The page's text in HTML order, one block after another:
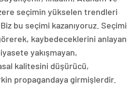
seçimin yükselen trendleri
Biz bu seçimi kazanıyoruz. Seçimi
görerek, kaybedeceklerini anlayan
yakışmayan,
kalitesini düşürücü,
propagandaya girmişlerdir.